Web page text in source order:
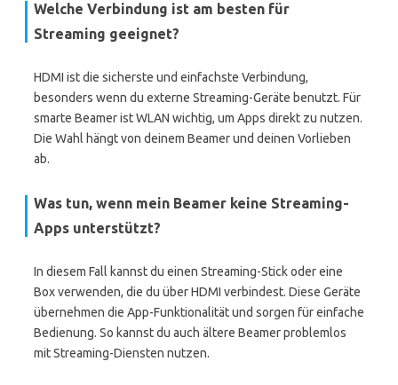
Welche Verbindung ist am besten für
Streaming geeignet?
HDMI ist die sicherste und einfachste Verbindung,
besonders wenn du externe Streaming-Geräte benutzt. Für
smarte Beamer ist WLAN wichtig, um Apps direkt zu nutzen.
Die Wahl hängt von deinem Beamer und deinen Vorlieben
ab.
Was tun, wenn mein Beamer keine Streaming-
Apps unterstützt?
In diesem Fall kannst du einen Streaming-Stick oder eine
Box verwenden, die du über HDMI verbindest. Diese Geräte
übernehmen die App-Funktionalität und sorgen für einfache
Bedienung. So kannst du auch ältere Beamer problemlos
mit Streaming-Diensten nutzen.